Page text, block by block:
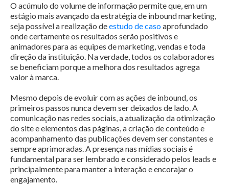
O acúmulo do volume de informação permite que, em um
estágio mais avançado da estratégia de inbound marketing,
seja possível a realização deestudo de casoaprofundado
onde certamente os resultados serão positivos e
animadores para as equipes de marketing, vendas e toda
direção da instituição. Na verdade, todos os colaboradores
se beneficiam porque a melhora dos resultados agrega
valor à marca.
Mesmo depois de evoluir com as ações de inbound, os
primeiros passos nunca devem ser deixados de lado. A
comunicação nas redes sociais, a atualização da otimização
do site e elementos das páginas, a criação de conteúdo e
acompanhamento das publicações devem ser constantes e
sempre aprimoradas.A presença nas mídias sociais é
fundamental para ser lembrado e considerado pelos leads e
principalmente para manter a interação e encorajar o
engajamento.